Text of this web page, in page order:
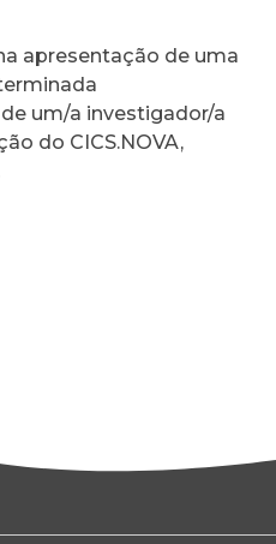
apresentação de uma
um/a investigador/a
do CICS.NOVA,